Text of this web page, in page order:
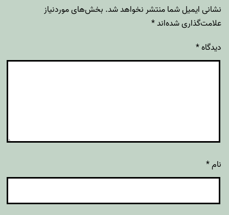
نشانی ایمیل شما منتشر نخواهد شد. بخش‌های موردنیاز
علامت‌گذاری شده‌اند*
دیدگاه*
نام*